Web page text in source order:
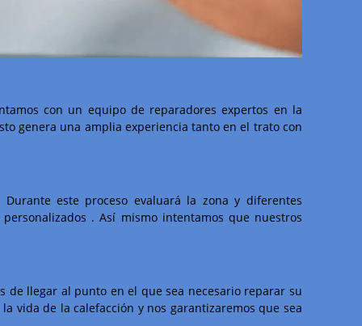
con un equipo de reparadores expertos en la
genera una amplia experiencia tanto en el trato con
este proceso evaluará la zona y diferentes
. Así mismo intentamos que nuestros
de llegar al punto en el que sea necesario reparar su
vida de la calefacción y nos garantizaremos que sea